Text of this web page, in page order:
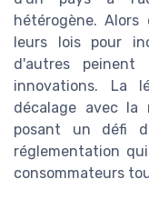
hétérogène.
leurs lois pour
d'autres
innovations. La
décalage avec la
posant un défi
réglementation
consommateurs